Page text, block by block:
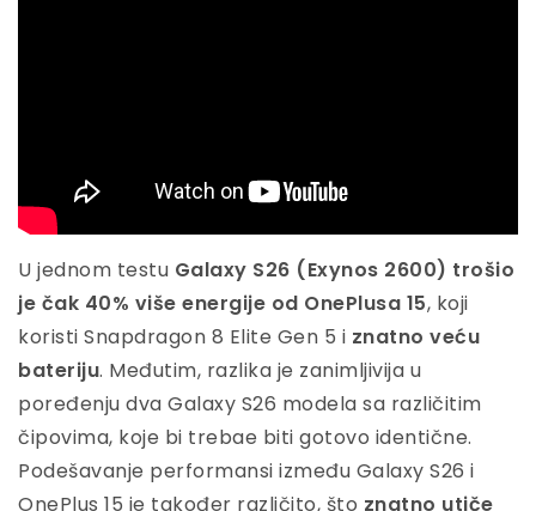
U jednom testu Galaxy S26 (Exynos 2600) trošio
je čak 40% više energije od OnePlusa 15, koji
koristi Snapdragon 8 Elite Gen 5 i znatno veću
bateriju. Međutim, razlika je zanimljivija u
poređenju dva Galaxy S26 modela sa različitim
čipovima, koje bi trebae biti gotovo identične.
Podešavanje performansi između Galaxy S26 i
OnePlus 15 je također različito, što znatno utiče